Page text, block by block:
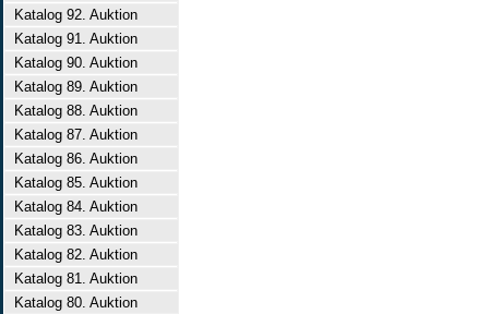
Katalog 92. Auktion
Katalog 91. Auktion
Katalog 90. Auktion
Katalog 89. Auktion
Katalog 88. Auktion
Katalog 87. Auktion
Katalog 86. Auktion
Katalog 85. Auktion
Katalog 84. Auktion
Katalog 83. Auktion
Katalog 82. Auktion
Katalog 81. Auktion
Katalog 80. Auktion